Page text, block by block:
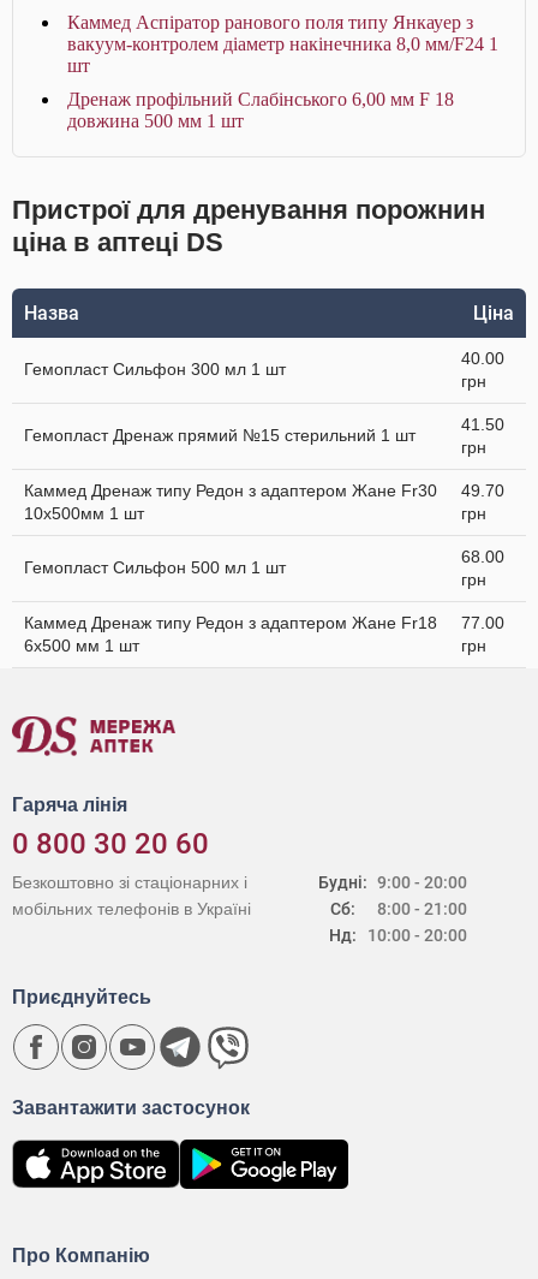
Каммед Аспіратор ранового поля типу Янкауер з
вакуум-контролем діаметр накінечника 8,0 мм/F24 1
шт
Дренаж профільний Слабінського 6,00 мм F 18
довжина 500 мм 1 шт
Пристрої для дренування порожнин
ціна в аптеці DS
Назва Ціна
Гемопласт Сильфон 300 мл 1 шт
40.00
грн
Гемопласт Дренаж прямий №15 стерильний 1 шт
41.50
грн
Каммед Дренаж типу Редон з адаптером Жане Fr30
10x500мм 1 шт
49.70
грн
Гемопласт Сильфон 500 мл 1 шт
68.00
грн
Каммед Дренаж типу Редон з адаптером Жане Fr18
6х500 мм 1 шт
77.00
грн
Гаряча лінія
0 800 30 20 60
Будні:
Сб:
Нд:
9:00 - 20:00
8:00 - 21:00
10:00 - 20:00
Безкоштовно зі стаціонарних і
мобільних телефонів в Україні
Про Компанію
Завантажити застосунок
Приєднуйтесь